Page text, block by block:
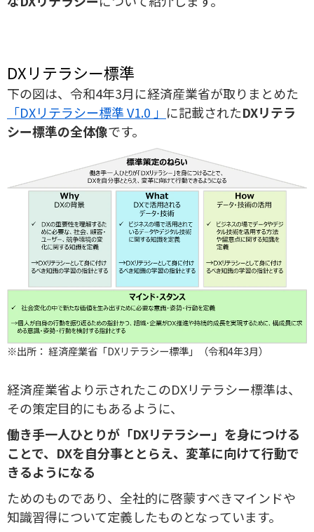
DXリテラシー標準
下の図は、令和4年3月に経済産業省が取りまとめた
「DXリテラシー標準 V1.0 」 に記載されたDXリテラ
シー標準の全体像です。
※出所： 経済産業省「DXリテラシー標準」（令和4年3月）
経済産業省より示されたこのDXリテラシー標準は、
その策定目的にもあるように、
働き手一人ひとりが「DXリテラシー」を身につける
ことで、DXを自分事ととらえ、変革に向けて行動で
きるようになる
ためのものであり、全社的に啓蒙すべきマインドや
知識習得について定義したものとなっています。